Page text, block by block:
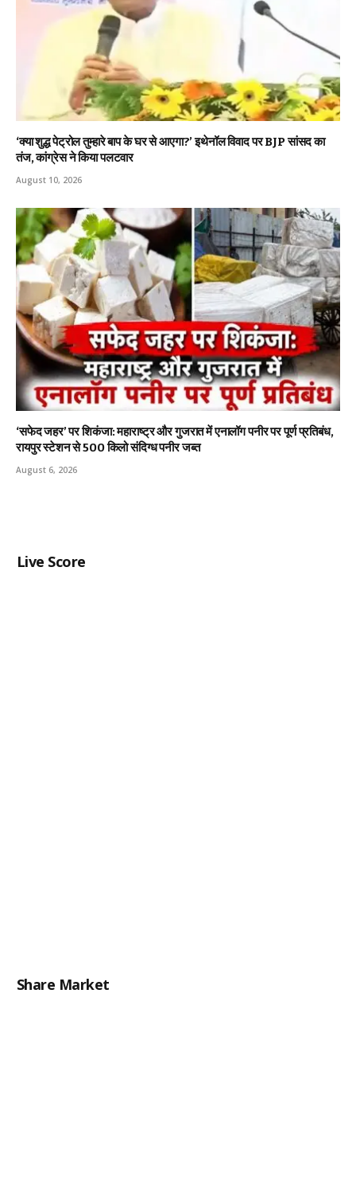
‘क्या शुद्ध पेट्रोल तुम्हारे बाप के घर से आएगा?’ इथेनॉल विवाद पर BJP सांसद का
तंज, कांग्रेस ने किया पलटवार
August 10, 2026
‘सफेद जहर’ पर शिकंजा: महाराष्ट्र और गुजरात में एनालॉग पनीर पर पूर्ण प्रतिबंध,
रायपुर स्टेशन से 500 किलो संदिग्ध पनीर जब्त
August 6, 2026
Live Score
Share Market